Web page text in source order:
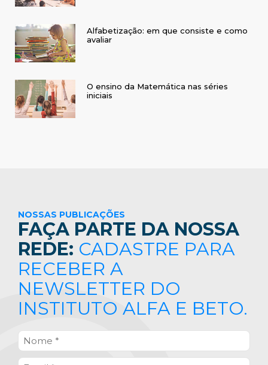
Alfabetização: em que consiste e como
avaliar
O ensino da Matemática nas séries
iniciais
NOSSAS PUBLICAÇÕES
FAÇA PARTE DA NOSSA
REDE: CADASTRE PARA
RECEBER A
NEWSLETTER DO
INSTITUTO ALFA E BETO.